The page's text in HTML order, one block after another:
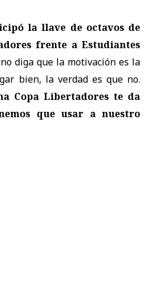
la llave de octavos de
frente a Estudiantes
diga que la motivación es la
bien, la verdad es que no.
Copa Libertadores te da
que usar a nuestro